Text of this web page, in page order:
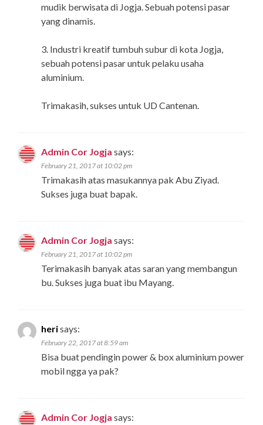
mudik berwisata di Jogja. Sebuah potensi pasar
yang dinamis.
3. Industri kreatif tumbuh subur di kota Jogja,
sebuah potensi pasar untuk pelaku usaha
aluminium.
Trimakasih, sukses untuk UD Cantenan.
Admin Cor Jogja says:
February 21, 2017 at 10:02 pm
Trimakasih atas masukannya pak Abu Ziyad.
Sukses juga buat bapak.
Admin Cor Jogja says:
February 21, 2017 at 10:02 pm
Terimakasih banyak atas saran yang membangun
bu. Sukses juga buat ibu Mayang.
herisays:
February 22, 2017 at 8:59 am
Bisa buat pendingin power & box aluminium power
mobil ngga ya pak?
Admin Cor Jogja says: